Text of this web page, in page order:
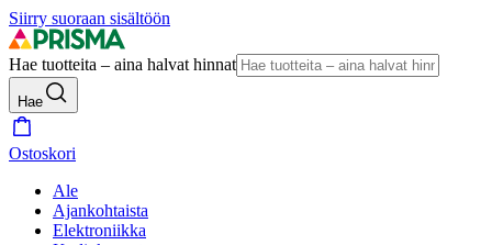
Siirry suoraan sisältöön
Hae tuotteita – aina halvat hinnat
Hae
Ostoskori
Ale
Ajankohtaista
Elektroniikka